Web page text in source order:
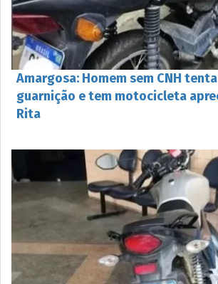
Amargosa: Homem sem CNH
guarnição e tem motocicleta
Rita